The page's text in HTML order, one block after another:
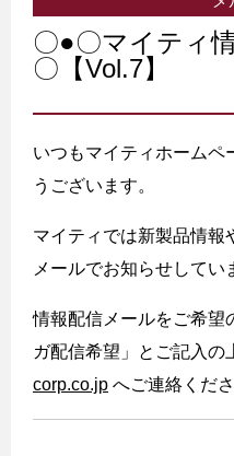
〇●〇マイティ
〇【Vol.7】
いつもマイティホームペ
うございます。
マイティでは新製品情報
メールでお知らせしてい
情報配信メールをご希望
ガ配信希望」とご記入の
corp.co.jp へご連絡くださ